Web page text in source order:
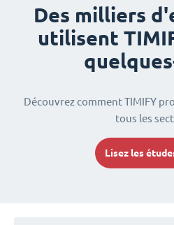
Des milliers
utilisent
Découvrez comment TIMIFY
tous les
Lisez les